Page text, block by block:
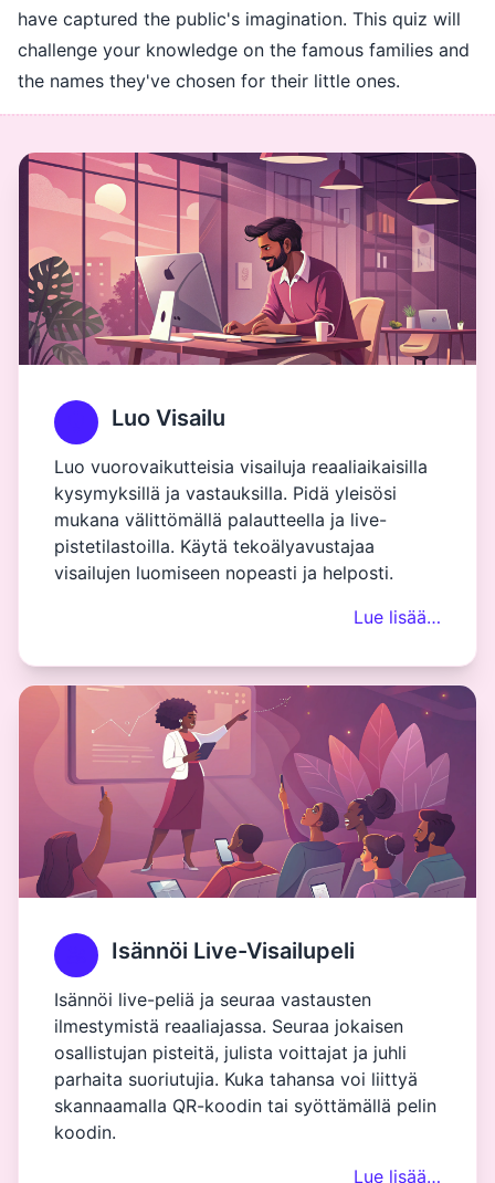
have captured the public's imagination. This quiz will
challenge your knowledge on the famous families and
the names they've chosen for their little ones.
Luo Visailu
Luo vuorovaikutteisia visailuja reaaliaikaisilla
kysymyksillä ja vastauksilla. Pidä yleisösi
mukana välittömällä palautteella ja live-
pistetilastoilla. Käytä tekoälyavustajaa
visailujen luomiseen nopeasti ja helposti.
Lue lisää…
Isännöi Live-Visailupeli
Isännöi live-peliä ja seuraa vastausten
ilmestymistä reaaliajassa. Seuraa jokaisen
osallistujan pisteitä, julista voittajat ja juhli
parhaita suoriutujia. Kuka tahansa voi liittyä
skannaamalla QR-koodin tai syöttämällä pelin
koodin.
Lue lisää…